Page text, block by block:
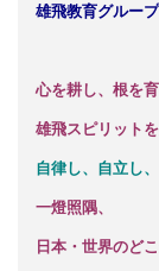
雄飛教育グルー
心を耕し、根を育
雄飛スピリット
自律し、自立し
一燈照隅、
日本・世界のど